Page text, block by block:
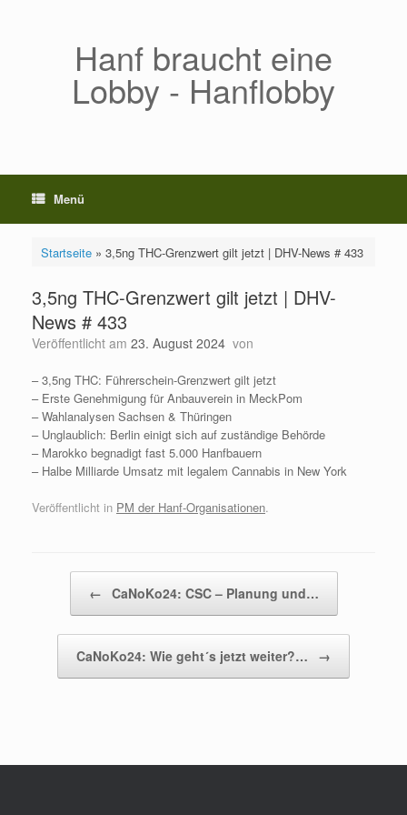
Hanf braucht eine
Lobby - Hanflobby
Menü
Startseite» 3,5ng THC-Grenzwert gilt jetzt | DHV-News # 433
3,5ng THC-Grenzwert gilt jetzt | DHV-
News # 433
Veröffentlicht am 23. August 2024 von
– 3,5ng THC: Führerschein-Grenzwert gilt jetzt
– Erste Genehmigung für Anbauverein in MeckPom
– Wahlanalysen Sachsen & Thüringen
– Unglaublich: Berlin einigt sich auf zuständige Behörde
– Marokko begnadigt fast 5.000 Hanfbauern
– Halbe Milliarde Umsatz mit legalem Cannabis in New York
Veröffentlicht in PM der Hanf-Organisationen.
← CaNoKo24: CSC – Planung und…
CaNoKo24: Wie geht´s jetzt weiter?… →